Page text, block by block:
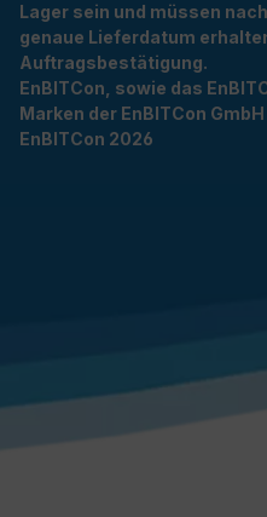
Lager sein und müssen
genaue Lieferdatum
Auftragsbestätigung.
EnBITCon, sowie das
Marken der EnBITCon
EnBITCon 2026